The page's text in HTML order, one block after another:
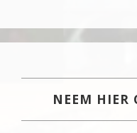
NEEM HIER